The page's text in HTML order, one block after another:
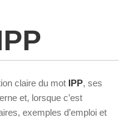
claire du mot IPP, ses
et, lorsque c’est
exemples d’emploi et